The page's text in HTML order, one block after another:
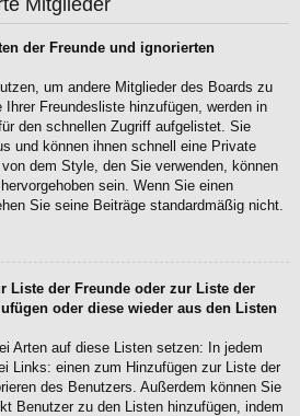
der Freunde und ignorierten
um andere Mitglieder des Boards zu
Freundesliste hinzufügen, werden in
den schnellen Zugriff aufgelistet. Sie
und können ihnen schnell eine Private
dem Style, den Sie verwenden, können
sein. Wenn Sie einen
Sie seine Beiträge standardmäßig nicht.
Liste der Freunde oder zur Liste der
oder diese wieder aus den Listen
Arten auf diese Listen setzen: In jedem
Links: einen zum Hinzufügen zur Liste der
des Benutzers. Außerdem können Sie
Benutzer zu den Listen hinzufügen, indem